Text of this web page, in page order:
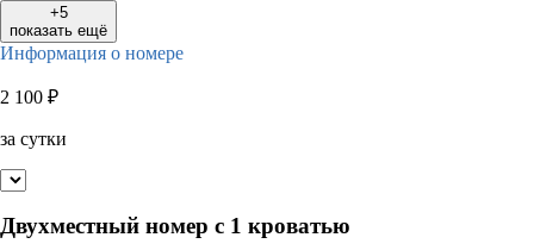
+5
показать ещё
Информация о номере
2 100 ₽
за сутки
Двухместный номер с 1 кроватью